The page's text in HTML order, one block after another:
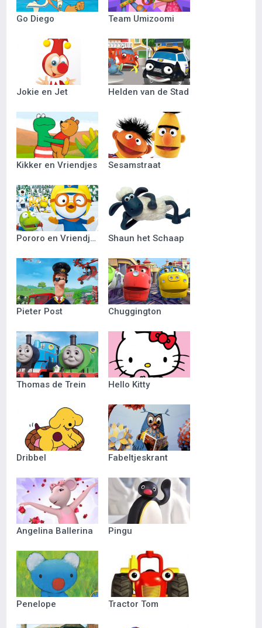
Go Diego Team Umizoomi
Jokie en Jet Helden van de Stad
Kikker en Vriendjes Sesamstraat
Pororo en Vriendjes Shaun het Schaap
Pieter Post Chuggington
Thomas de Trein Hello Kitty
Dribbel Fabeltjeskrant
Angelina Ballerina Pingu
Penelope Tractor Tom